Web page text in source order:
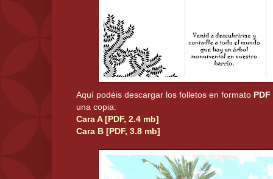
Aquí podéis descargar los folletos en formato PDF
una copia:
Cara A [PDF, 2.4 mb]
Cara B [PDF, 3.8 mb]